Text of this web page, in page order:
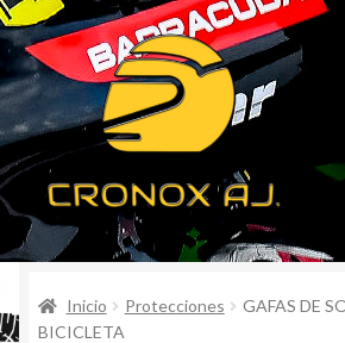
Ir
a
la
navegación
Ir
al
contenido
CATEGORÍAS
TODOS LOS PRODUCTOS
Inicio Protecciones
GAFAS DE
BICICLETA